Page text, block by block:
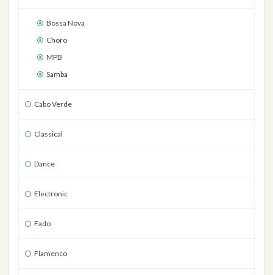
Bossa Nova
Choro
MPB
Samba
Cabo Verde
Classical
Dance
Electronic
Fado
Flamenco